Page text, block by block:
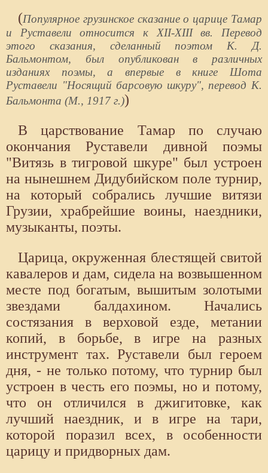
(Популярное грузинское сказание о царице Тамар
и Руставели относится к XII-XIII вв. Перевод
этого сказания, сделанный поэтом К. Д.
Бальмонтом, был опубликован в различных
изданиях поэмы, а впервые в книге Шота
Руставели "Носящий барсовую шкуру", перевод К.
Бальмонта (М., 1917 г.))
В царствование Тамар по случаю
окончания Руставели дивной поэмы
"Витязь в тигровой шкуре" был устроен
на нынешнем Дидубийском поле турнир,
на который собрались лучшие витязи
Грузии, храбрейшие воины, наездники,
музыканты, поэты.
Царица, окруженная блестящей свитой
кавалеров и дам, сидела на возвышенном
месте под богатым, вышитым золотыми
звездами балдахином. Начались
состязания в верховой езде, метании
копий, в борьбе, в игре на разных
инструмент тах. Руставели был героем
дня, - не только потому, что турнир был
устроен в честь его поэмы, но и потому,
что он отличился в джигитовке, как
лучший наездник, и в игре на тари,
которой поразил всех, в особенности
царицу и придворных дам.